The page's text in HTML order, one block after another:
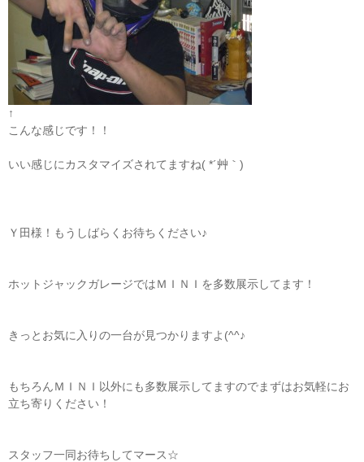
↑
こんな感じです！！
いい感じにカスタマイズされてますね( *´艸｀)
Ｙ田様！もうしばらくお待ちください♪
ホットジャックガレージではＭＩＮＩを多数展示してます！
きっとお気に入りの一台が見つかりますよ(^^♪
もちろんＭＩＮＩ以外にも多数展示してますのでまずはお気軽にお
立ち寄りください！
スタッフ一同お待ちしてマース☆